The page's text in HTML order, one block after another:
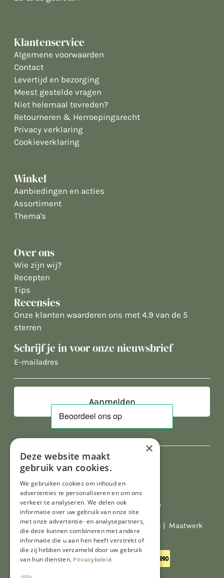
Klantenservice
Algemene voorwaarden
Contact
Levertijd en bezorging
Meest gestelde vragen
Niet helemaal tevreden?
Retourneren & Herroepingsrecht
Privacy verklaring
Cookieverklaring
Winkel
Aanbiedingen en acties
Assortiment
Thema's
Over ons
Wie zijn wij?
Recepten
Tips
Recensies
Onze klanten waarderen ons met 4.9 van de 5
sterren
Schrijf je in voor onze nieuwsbrief
E-
Al onze prijzen zijn incl. BTW
© Copyright 2026 Limburgs Bakwinkeltje | Maatwerk
website webmix
×
Deze website maakt
gebruik van cookies.
We gebruiken cookies om inhoud en
advertenties te personaliseren en om ons
verkeer te analyseren. We delen ook
informatie over uw gebruik van onze site
met onze advertentie- en analysepartners,
die deze kunnen combineren met andere
informatie die u aan hen heeft verstrekt of
die zij hebben verzameld door uw gebruik
van hun diensten. Privacybeleid